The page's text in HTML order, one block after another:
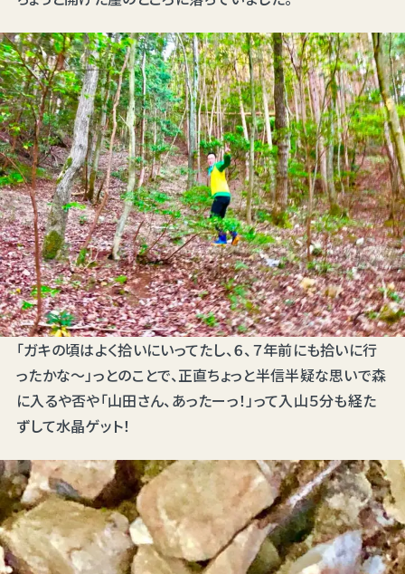
「ガキの頃はよく拾いにいってたし、６、７年前にも拾いに行
ったかな～」っとのことで、正直ちょっと半信半疑な思いで森
に入るや否や「山田さん、あったーっ！」って入山５分も経た
ずして水晶ゲット！